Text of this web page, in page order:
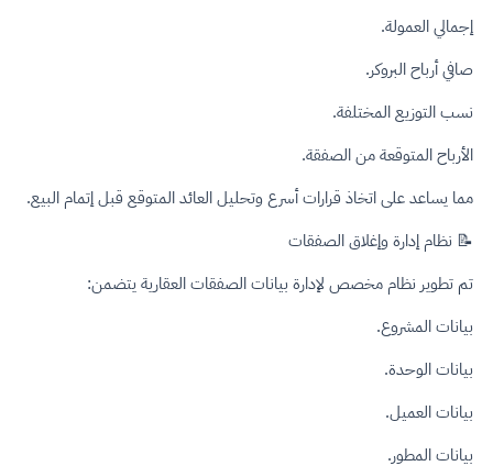
إجمالي العمولة.
صافي أرباح البروكر.
نسب التوزيع المختلفة.
الأرباح المتوقعة من الصفقة.
مما يساعد على اتخاذ قرارات أسرع وتحليل العائد المتوقع قبل إتمام البيع.
📝 نظام إدارة وإغلاق الصفقات
تم تطوير نظام مخصص لإدارة بيانات الصفقات العقارية يتضمن:
بيانات المشروع.
بيانات الوحدة.
بيانات العميل.
بيانات المطور.